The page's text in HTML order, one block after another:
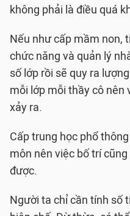
không phải là điều quá
Nếu như cấp mầm non,
chức năng và quản lý
số lớp rồi sẽ quy ra
mỗi lớp mỗi thầy cô nên
xảy ra.
Cấp trung học phổ
môn nên việc bố trí
được.
Người ta chỉ cần tính số